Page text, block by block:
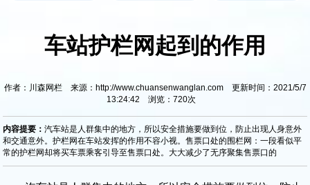
车站护栏网起到的作用
作者：川森网栏 来源：http://www.chuansenwanglan.com 更新时间：2021/5/7
13:24:42 浏览： 720次
内容提要：汽车站是人群集中的地方，所以安全措施要做到位，防止出现人身意外
和交通意外。护栏网在车站发挥的作用不容小视。售票口处的围栏网：一段看似平
常的护栏网却将买车票乘客引导至售票口处。大大减少了无序聚集售票口的